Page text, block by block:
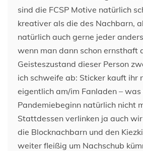
sind die FCSP Motive natürlich
kreativer als die des Nachbarn,
natürlich auch gerne jeder
wenn man dann schon ernsthaft
Geisteszustand dieser Person
ich schweife ab: Sticker kauft ihr
eigentlich am/im Fanladen – was
Pandemiebeginn natürlich nicht
Stattdessen verlinken ja auch
die Blocknachbarn und den
weiter fleißig um Nachschub